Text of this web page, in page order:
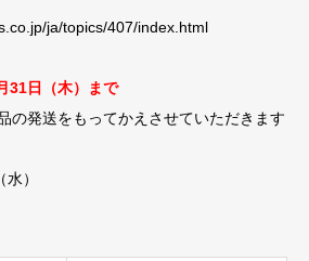
ja/topics/407/index.html
31日（木）まで
の発送をもってかえさせていただきます
）